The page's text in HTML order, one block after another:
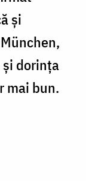
și
dorința
mai bun.